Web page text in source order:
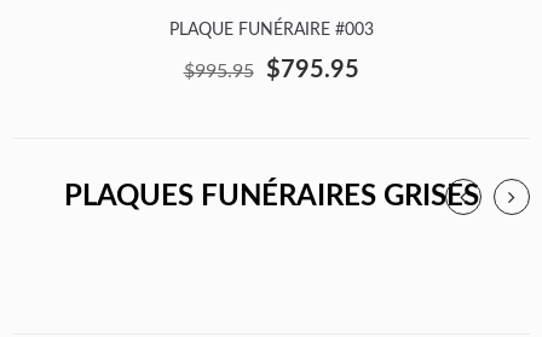
PLAQUE FUNÉRAIRE #003
$995.95 $795.95
PLAQUES FUNÉRAIRES GRISES